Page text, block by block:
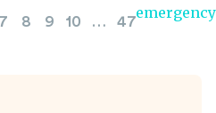
7 8 9 10 … 47